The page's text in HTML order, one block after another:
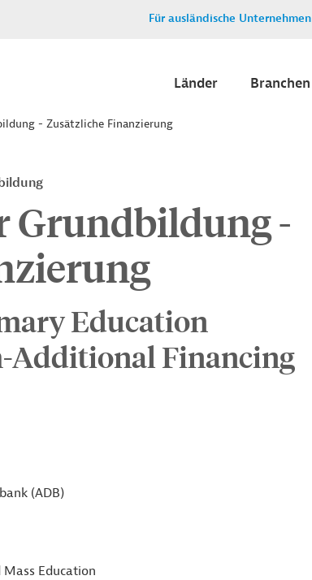
Für ausländische Unternehmen
Länder Branchen
- Zusätzliche Finanzierung
Grundbildung -
Education
Additional Financing
(ADB)
Education